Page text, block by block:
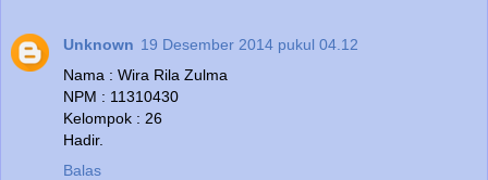
Unknown 19 Desember 2014 pukul 04.12
Nama : Wira Rila Zulma
NPM : 11310430
Kelompok : 26
Hadir.
Balas